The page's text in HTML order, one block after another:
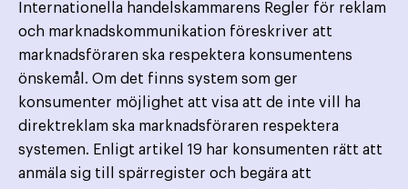
Internationella handelskammarens Regler för reklam
och marknadskommunikation föreskriver att
marknadsföraren ska respektera konsumentens
önskemål. Om det finns system som ger
konsumenter möjlighet att visa att de inte vill ha
direktreklam ska marknadsföraren respektera
systemen. Enligt artikel 19 har konsumenten rätt att
anmäla sig till spärregister och begära att